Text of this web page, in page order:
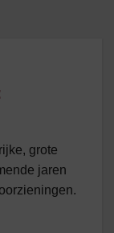
grote
jaren